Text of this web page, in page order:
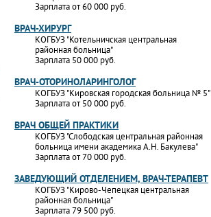
Зарплата от 60 000 руб.
ВРАЧ-ХИРУРГ
КОГБУЗ "Котельничская центральная
районная больница"
Зарплата 50 000 руб.
ВРАЧ-ОТОРИНОЛАРИНГОЛОГ
КОГБУЗ "Кировская городская больница № 5"
Зарплата от 50 000 руб.
ВРАЧ ОБЩЕЙ ПРАКТИКИ
КОГБУЗ "Слободская центральная районная
больница имени академика А.Н. Бакулева"
Зарплата от 70 000 руб.
ЗАВЕДУЮЩИЙ ОТДЕЛЕНИЕМ, ВРАЧ-ТЕРАПЕВТ
КОГБУЗ "Кирово-Чепецкая центральная
районная больница"
Зарплата 79 500 руб.